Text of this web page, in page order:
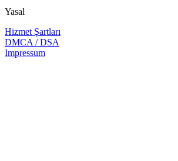
Yasal
Hizmet Şartları
DMCA / DSA
Impressum